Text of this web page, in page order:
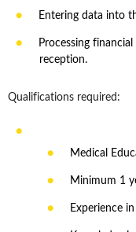
Entering data into
Processing
reception.
Qualifications required:
Medical
Minimum 1
Experience